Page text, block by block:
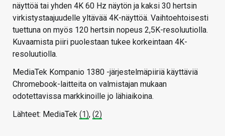
näyttöä tai yhden 4K 60 Hz näytön ja kaksi 30 hertsin
virkistystaajuudelle yltävää 4K-näyttöä. Vaihtoehtoisesti
tuettuna on myös 120 hertsin nopeus 2,5K-resoluutiolla.
Kuvaamista piiri puolestaan tukee korkeintaan 4K-
resoluutiolla.
MediaTek Kompanio 1380 -järjestelmäpiiriä käyttäviä
Chromebook-laitteita on valmistajan mukaan
odotettavissa markkinoille jo lähiaikoina.
Lähteet: MediaTek (1), (2)